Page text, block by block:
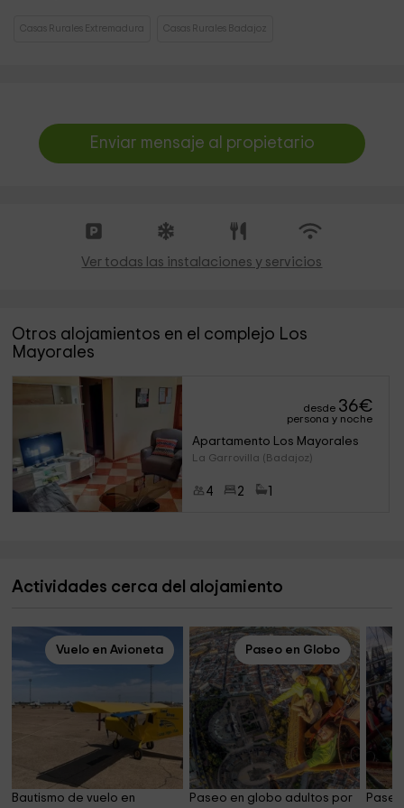
Casas Rurales Extremadura Casas Rurales Badajoz
Enviar mensaje al propietario
Ver todas las instalaciones y servicios
Otros alojamientos en el complejo Los
Mayorales
desde 36€
persona y noche
Apartamento Los Mayorales
La Garrovilla (Badajoz)
4 2
Actividades cerca del alojamiento
Vuelo en Avioneta
Bautismo de vuelo en
Paseo en Globo
Paseo en globo adultos por